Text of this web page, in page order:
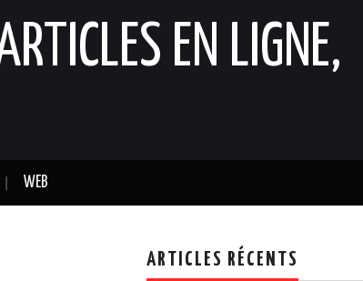
EN LIGNE,
WEB
ARTICLES RÉCENTS